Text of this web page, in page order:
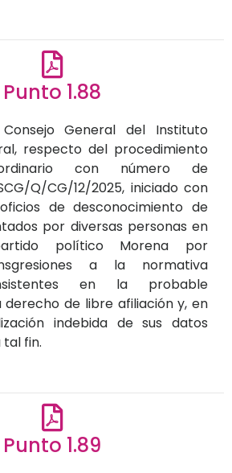
Punto 1.88
General del Instituto
respecto del procedimiento
con número de
Q/CG/12/2025, iniciado con
de desconocimiento de
por diversas personas en
político Morena por
a la normativa
en la probable
derecho de libre afiliación y, en
indebida de sus datos
fin.
Punto 1.89